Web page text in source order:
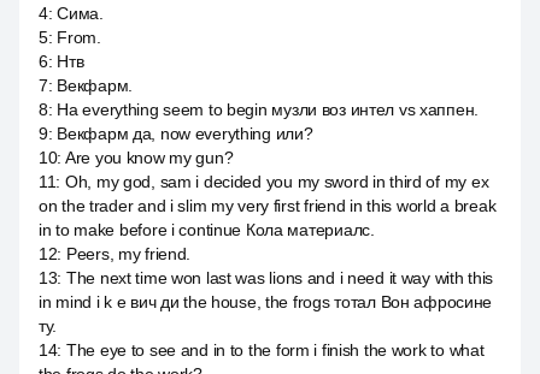
4:Сима.
5: From.
6: Нтв
7: Векфарм.
8: На everything seem to begin музли воз интел vs хаппен.
9: Векфарм да, now everything или?
10: Are you know my gun?
11: Oh, my god, sam i decided you my sword in third of my ex
on the trader and i slim my very first friend in this world a break
in to make before i continue Кола материалс.
12: Peers, my friend.
13: The next time won last was lions and i need it way with this
in mind i k e вич ди the house, the frogs тотал Вон афросине
ту.
14: The eye to see and in to the form i finish the work to what